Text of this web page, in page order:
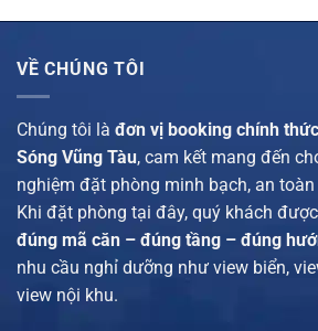
VỀ CHÚNG TÔI
Chúng tôi là đơn vị booking chính
Sóng Vũng Tàu, cam kết mang đến
nghiệm đặt phòng minh bạch, an
Khi đặt phòng tại đây, quý khách được
đúng mã căn – đúng tầng – đúng
nhu cầu nghỉ dưỡng như view biển,
view nội khu.